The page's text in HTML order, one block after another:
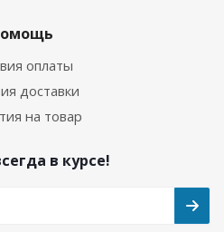
оплаты
доставки
на товар
в курсе!